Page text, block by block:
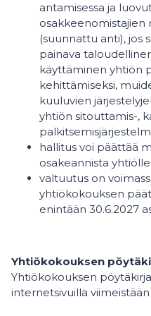
antamisessa ja
(suunnattu anti), jos
painava
käyttäminen yhtiön
kehittämiseksi,
kuuluvien
yhtiön sitouttamis-,
hallitus voi päättää
osakeannista
valtuutus on
yhtiökokouksen
enintään 30.6.2027
Yhtiökokouksen
Yhtiökokouksen
internetsivuilla viimeistään